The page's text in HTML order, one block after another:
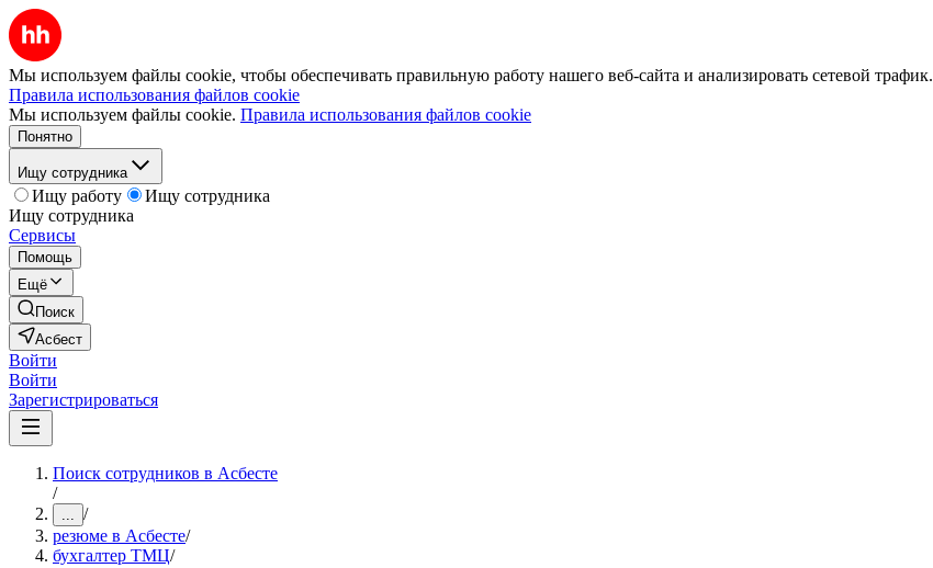
Мы используем файлы cookie, чтобы обеспечивать правильную работу нашего веб-сайта и анализировать сетевой трафик.
Правила использования файлов cookie
Мы используем файлы cookie. Правила использования файлов cookie
Понятно
Ищу сотрудника
Ищу работу
Ищу сотрудника
Ищу сотрудника
Сервисы
Помощь
Ещё
Поиск
Асбест
Войти
Войти
Зарегистрироваться
Поиск сотрудников в Асбесте
/
... /
резюме в Асбесте/
бухгалтер ТМЦ/